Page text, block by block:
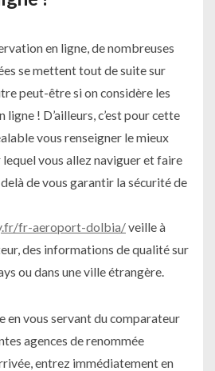
en ligne, de nombreuses
se mettent tout de suite sur
peut-être si on considère les
ligne ! D’ailleurs, c’est pour cette
vous renseigner le mieux
vous allez naviguer et faire
de vous garantir la sécurité de
fr-aeroport-dolbia/veille à
des informations de qualité sur
ou dans une ville étrangère.
en vous servant du comparateur
agences de renommée
entrez immédiatement en